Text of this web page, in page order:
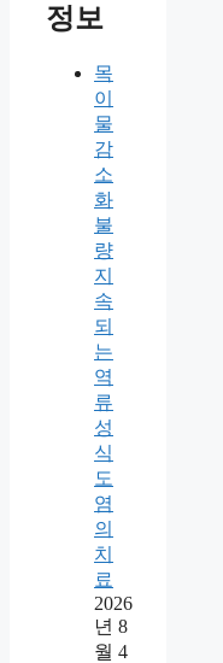
정보
목
이
물
감
소
화
불
량
지
속
되
는
역
류
성
식
도
염
의
치
료
2026
년 8
월 4